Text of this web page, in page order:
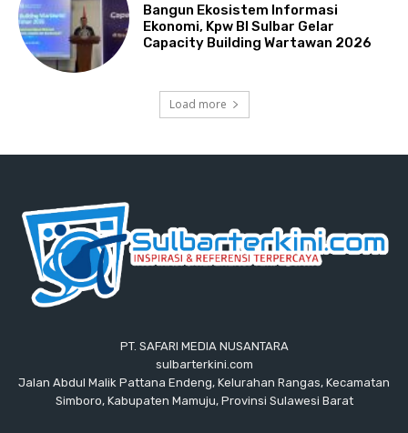
Bangun Ekosistem Informasi
Ekonomi, Kpw BI Sulbar Gelar
Capacity Building Wartawan 2026
Load more
PT. SAFARI MEDIA NUSANTARA
sulbarterkini.com
Jalan Abdul Malik Pattana Endeng, Kelurahan Rangas, Kecamatan
Simboro, Kabupaten Mamuju, Provinsi Sulawesi Barat